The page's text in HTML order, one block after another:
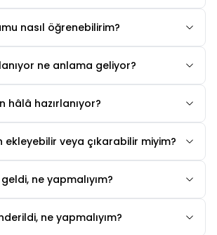
nasıl öğrenebilirim?
ne anlama geliyor?
hâlâ hazırlanıyor?
ekleyebilir veya çıkarabilir miyim?
ne yapmalıyım?
ne yapmalıyım?